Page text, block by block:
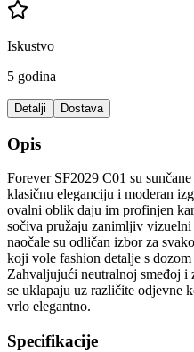
Iskustvo
5 godina
Detalji Dostava
Opis
Forever SF2029 C01 su
klasičnu eleganciju i moderan
ovalni oblik daju im profinjen
sočiva pružaju zanimljiv vizuelni
naočale su odličan izbor za
koji vole fashion detalje s
Zahvaljujući neutralnoj smeđoj
se uklapaju uz različite odjevne
vrlo elegantno.
Specifikacije